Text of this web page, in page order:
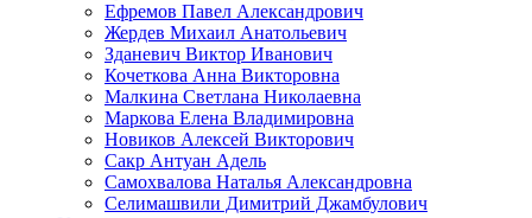
Ефремов Павел Александрович
Жердев Михаил Анатольевич
Зданевич Виктор Иванович
Кочеткова Анна Викторовна
Малкина Светлана Николаевна
Маркова Елена Владимировна
Новиков Алексей Викторович
Сакр Антуан Адель
Самохвалова Наталья Александровна
Селимашвили Димитрий Джамбулович